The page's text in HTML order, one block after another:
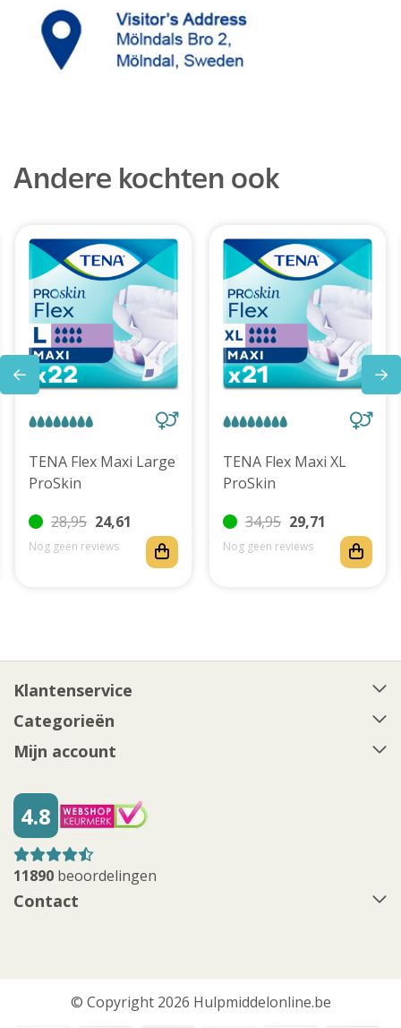
Andere kochten ook
TENA Flex Maxi Large
ProSkin
28,95 24,61
Nog geen reviews
TENA Flex Maxi XL
ProSkin
34,95 29,71
Nog geen reviews
Klantenservice
Categorieën
Mijn account
4.8
11890 beoordelingen
Contact
© Copyright 2026 Hulpmiddelonline.be